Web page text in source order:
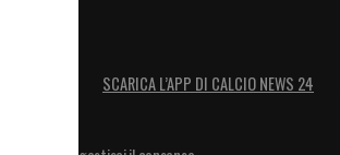
SCARICA L’APP DI CALCIO NEWS 24